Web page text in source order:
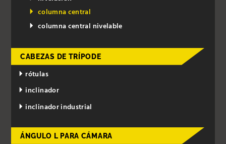
columna central
columna central nivelable
CABEZAS DE TRÍPODE
rótulas
inclinador
inclinador industrial
ÁNGULO L PARA CÁMARA